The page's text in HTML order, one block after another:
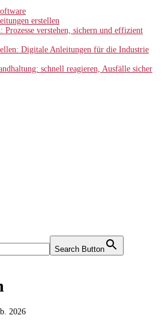
erstellen
Prozesse verstehen, sichern und effizient
Digitale Anleitungen für die Industrie
schnell reagieren, Ausfälle sicher
Search Button
2026